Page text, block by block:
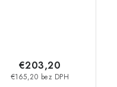
€165,20 bez DPH
€203,20